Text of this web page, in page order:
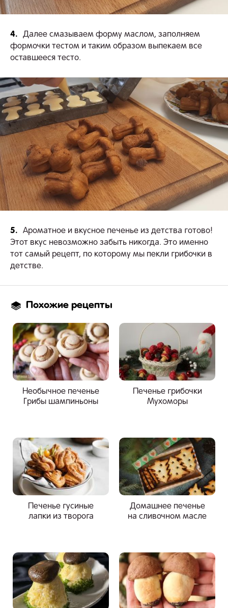
4.
Далее смазываем форму маслом, заполняем
формочки тестом и таким образом выпекаем все
оставшееся тесто.
5.
Ароматное и вкусное печенье из детства готово!
Этот вкус невозможно забыть никогда. Это именно
тот самый рецепт, по которому мы пекли грибочки в
детстве.
Похожие рецепты
Необычное печенье
Грибы шампиньоны
Печенье грибочки
Мухоморы
Печенье гусиные
лапки из творога
Домашнее печенье
на сливочном масле